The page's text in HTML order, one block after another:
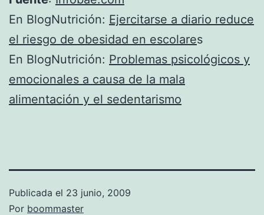
En BlogNutrición: Ejercitarse a diario reduce
el riesgo de obesidad en escolares
En BlogNutrición: Problemas psicológicos y
emocionales a causa de la mala
alimentación y el sedentarismo
Publicada el 23 junio, 2009
Por boommaster